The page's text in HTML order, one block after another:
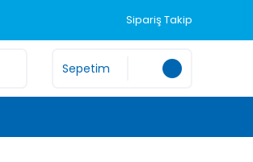
Sipariş Takip
Sepetim